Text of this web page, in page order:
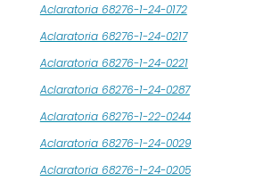
Aclaratoria 68276-1-24-0172
Aclaratoria 68276-1-24-0217
Aclaratoria 68276-1-24-0221
Aclaratoria 68276-1-24-0287
Aclaratoria 68276-1-22-0244
Aclaratoria 68276-1-24-0029
Aclaratoria 68276-1-24-0205